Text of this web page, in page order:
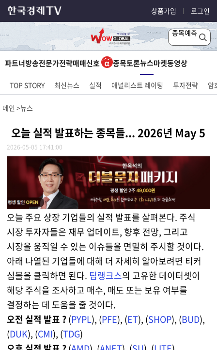
상품가입 로그인
종목예측
파트너방송전문가전략매매신호 종목토론뉴스마켓동영상
TOP STORY 최신뉴스 실적 애널리스트 레이팅 투자전략 암
메인 뉴스
오늘 실적 발표하는 종목들... 2026년 May 5
2026-05-05 17:41:00
오늘 주요 상장 기업들의 실적 발표를 살펴본다. 주식
시장 투자자들은 재무 업데이트, 향후 전망, 그리고
시장을 움직일 수 있는 이슈들을 면밀히 주시할 것이다.
아래 나열된 기업들에 대해 더 자세히 알아보려면 티커
심볼을 클릭하면 된다. 팁랭크스의 고유한 데이터셋이
해당 주식을 조사하고 매수, 매도 또는 보유 여부를
결정하는 데 도움을 줄 것이다.
오전 실적 발표 ?(PYPL), (PFE), (ET), (SHOP), (BUD),
(DUK), (CMI), (TDG)